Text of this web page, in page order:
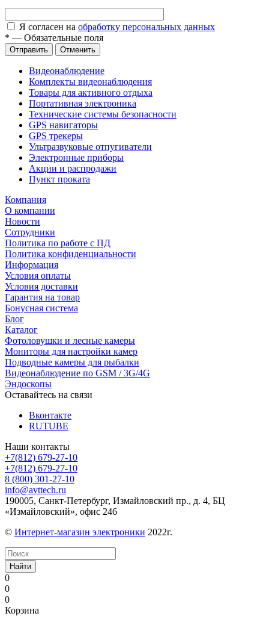
Я согласен на обработку персональных данных
* — Обязательные поля
Отправить Отменить
Видеонаблюдение
Комплекты видеонаблюдения
Товары для активного отдыха
Портативная электроника
Технические системы безопасности
GPS навигаторы
GPS трекеры
Ультразвуковые отпугиватели
Электронные приборы
Акции и распродажи
Пункт проката
Компания
О компании
Новости
Сотрудники
Политика по работе с ПД
Политика конфиденциальности
Информация
Условия оплаты
Условия доставки
Гарантия на товар
Бонусная система
Блог
Каталог
Фотоловушки и лесные камеры
Мониторы для настройки камер
Подводные камеры для рыбалки
Видеонаблюдение по GSM / 3G/4G
Эндоскопы
Оставайтесь на связи
Вконтакте
RUTUBE
Наши контакты
+7(812) 679-27-10
+7(812) 679-27-10
8 (800) 301-27-10
info@avttech.ru
190005, Санкт-Петербург, Измайловский пр., д. 4, БЦ
«Измайловский», офис 246
© Интернет-магазин электроники 2022г.
Найти
0
0
0
Корзина